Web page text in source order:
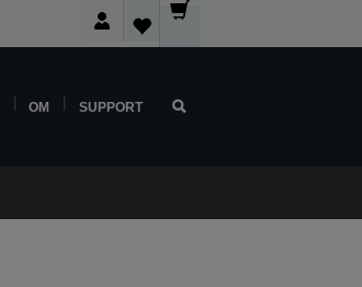
OM SUPPORT